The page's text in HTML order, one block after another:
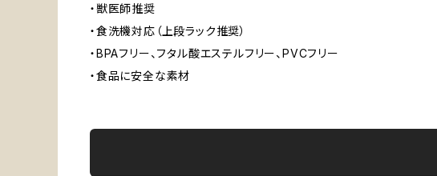
・獣医師推奨
・食洗機対応（上段ラック推奨）
・BPAフリー、フタル酸エステルフリー、PVCフリー
・食品に安全な素材